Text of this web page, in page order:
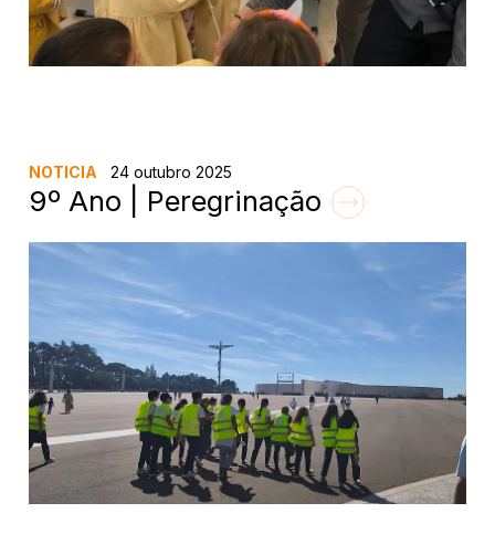
NOTICIA 24 outubro 2025
9º Ano | Peregrinação